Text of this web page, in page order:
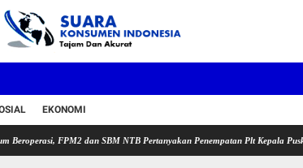
EKONOMI
FPM2 dan SBM NTB Pertanyakan Penempatan Plt Kepala Puskesmas